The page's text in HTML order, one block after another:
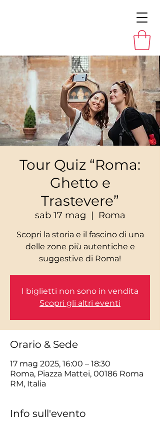
Tour Quiz “Roma:
Ghetto e
Trastevere”
sab 17 mag
  |
Roma
Scopri la storia e il fascino di una
delle zone più autentiche e
I biglietti non sono in vendita
Scopri gli altri eventi
Orario & Sede
17 mag 2025, 16:00 – 18:30
Roma, Piazza Mattei, 00186 Roma
RM, Italia
Info sull'evento